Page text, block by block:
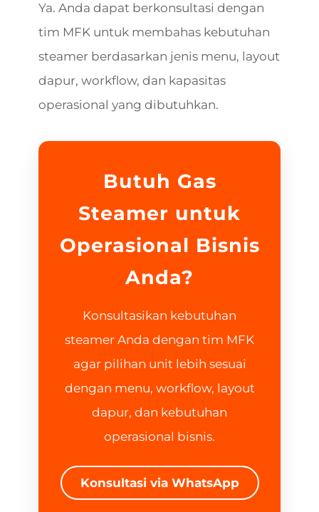
Ya. Anda dapat berkonsultasi dengan
tim MFK untuk membahas kebutuhan
steamer berdasarkan jenis menu, layout
dapur, workflow, dan kapasitas
operasional yang dibutuhkan.
Butuh Gas
Steamer untuk
Operasional Bisnis
Anda?
Konsultasikan kebutuhan
steamer Anda dengan tim MFK
agar pilihan unit lebih sesuai
dengan menu, workflow, layout
dapur, dan kebutuhan
operasional bisnis.
Konsultasi via WhatsApp